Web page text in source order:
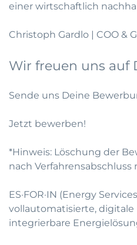
einer wirtschaftlich
Christoph Gardlo | COO &
Wir freuen uns auf
Sende uns Deine
Jetzt bewerben!
*Hinweis: Löschung der
nach Verfahrensabschluss
ES·FOR·IN (Energy
vollautomatisierte,
integrierbare